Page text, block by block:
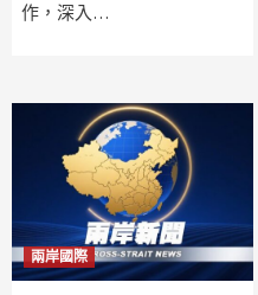
作，深入…
兩岸國際